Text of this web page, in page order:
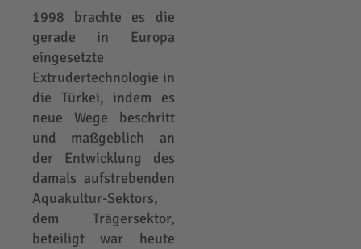
1998 brachte es die
gerade in Europa
eingesetzte
Extrudertechnologie in
die Türkei, indem es
neue Wege beschritt
und maßgeblich an
der Entwicklung des
damals aufstrebenden
Aquakultur-Sektors,
dem Trägersektor,
beteiligt war heute